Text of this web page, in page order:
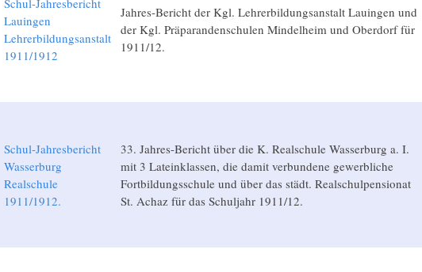
Schul-Jahresbericht
Lauingen
Lehrerbildungsanstalt
1911/1912
Jahres-Bericht der Kgl. Lehrerbildungsanstalt Lauingen und
der Kgl. Präparandenschulen Mindelheim und Oberdorf für
1911/12.
Schul-Jahresbericht
Wasserburg
Realschule
1911/1912.
33. Jahres-Bericht über die K. Realschule Wasserburg a. I.
mit 3 Lateinklassen, die damit verbundene gewerbliche
Fortbildungsschule und über das städt. Realschulpensionat
St. Achaz für das Schuljahr 1911/12.